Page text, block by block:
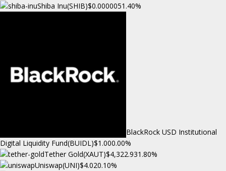
Shiba Inu(SHIB)$0.0000051.40%
BlackRock USD Institutional
Digital Liquidity Fund(BUIDL)$1.000.00%
Tether Gold(XAUT)$4,322.931.80%
Uniswap(UNI)$4.020.10%